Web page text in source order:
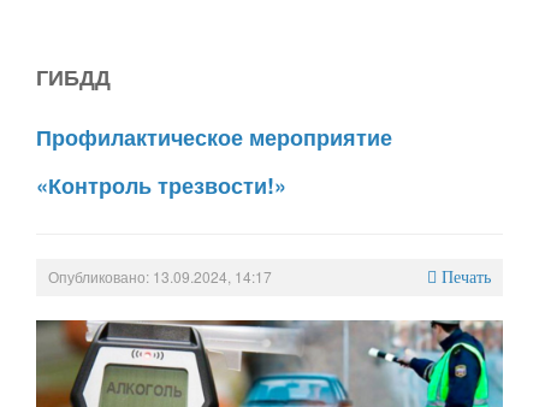
ГИБДД
Профилактическое мероприятие
«Контроль трезвости!»
Опубликовано: 13.09.2024, 14:17 Печать